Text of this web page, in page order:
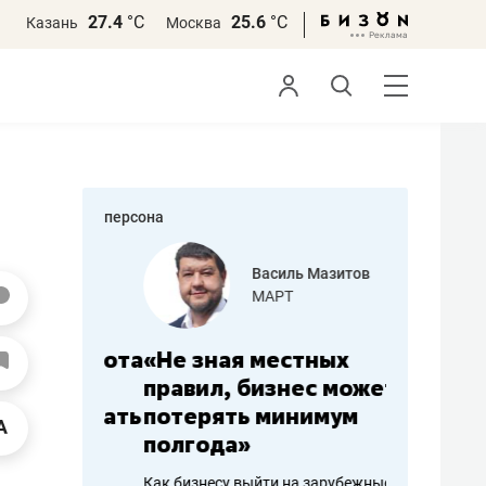
Казань 27.4 °С Москва 25.6 °С
персона
работа
Василь Мазитов
МАРТ
«Не зная местных
правил, бизнес может
потерять минимум
полгода»